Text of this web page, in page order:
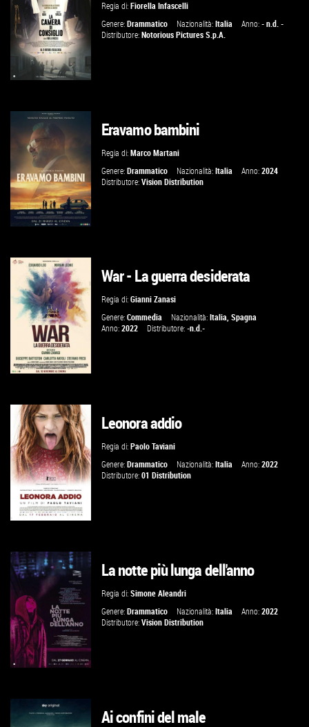
GUARDA IL TRAILER
VAI ALLA SCHEDA
Regia di:Fiorella Infascelli
Genere:Drammatico Nazionalità:Italia Anno:- n.d. -
Distributore:Notorious Pictures S.p.A.
GUARDA IL TRAILER
VAI ALLA SCHEDA
Eravamo bambini
Regia di:Marco Martani
Genere:Drammatico Nazionalità:Italia Anno:2024
Distributore:Vision Distribution
GUARDA IL TRAILER
VAI ALLA SCHEDA
War - La guerra desiderata
Regia di:Gianni Zanasi
Genere:Commedia Nazionalità:Italia,Spagna
Anno:2022 Distributore:-n.d.-
GUARDA IL TRAILER
VAI ALLA SCHEDA
Leonora addio
Regia di:Paolo Taviani
Genere:Drammatico Nazionalità:Italia Anno:2022
Distributore:01 Distribution
GUARDA IL TRAILER
La notte più lunga dell'anno
Regia di:Simone Aleandri
Genere:Drammatico Nazionalità:Italia Anno:2022
Distributore:Vision Distribution
Ai confini del male